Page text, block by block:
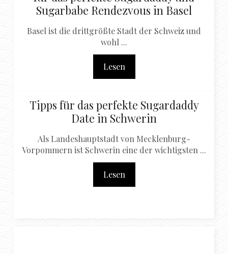
Sugarbabe Rendezvous in Basel
Basel ist die drittgrößte Stadt der Schweiz und
wohl ...
Lesen
Tipps für das perfekte Sugardaddy
Date in Schwerin
Als Landeshauptstadt von Mecklenburg-
Vorpommern ist Schwerin eine der wichtigsten ...
Lesen